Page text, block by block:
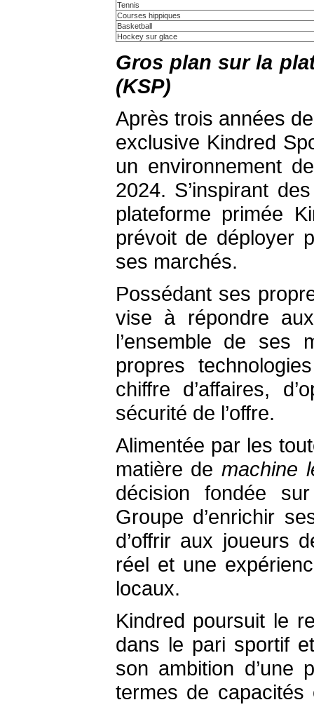
Tennis
Courses hippiques
Basketball
Hockey sur glace
Gros plan sur la
(KSP)
Après trois années
exclusive Kindred
un environnement
2024. S’inspirant
plateforme primée
prévoit de déployer
ses marchés.
Possédant ses
vise à répondre
l’ensemble de ses
propres
chiffre d’affaires,
sécurité de l’offre.
Alimentée par les
matière de machine
décision fondée
Groupe d’enrichir
d’offrir aux joueurs
réel et une
locaux.
Kindred poursuit le
dans le pari sportif
son ambition d’une
termes de capacités